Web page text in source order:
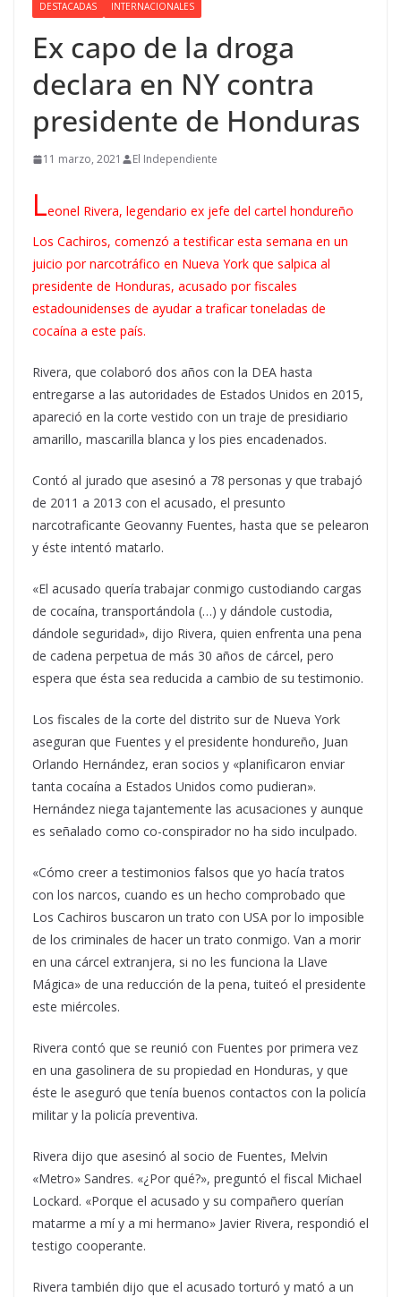
DESTACADAS INTERNACIONALES
Ex capo de la droga
declara en NY contra
presidente de Honduras
11 marzo, 2021 El Independiente
Leonel Rivera, legendario ex jefe del cartel hondureño
Los Cachiros, comenzó a testificar esta semana en un
juicio por narcotráfico en Nueva York que salpica al
presidente de Honduras, acusado por fiscales
estadounidenses de ayudar a traficar toneladas de
cocaína a este país.
Rivera, que colaboró dos años con la DEA hasta
entregarse a las autoridades de Estados Unidos en 2015,
apareció en la corte vestido con un traje de presidiario
amarillo, mascarilla blanca y los pies encadenados.
Contó al jurado que asesinó a 78 personas y que trabajó
de 2011 a 2013 con el acusado, el presunto
narcotraficante Geovanny Fuentes, hasta que se pelearon
y éste intentó matarlo.
«El acusado quería trabajar conmigo custodiando cargas
de cocaína, transportándola (…) y dándole custodia,
dándole seguridad», dijo Rivera, quien enfrenta una pena
de cadena perpetua de más 30 años de cárcel, pero
espera que ésta sea reducida a cambio de su testimonio.
Los fiscales de la corte del distrito sur de Nueva York
aseguran que Fuentes y el presidente hondureño, Juan
Orlando Hernández, eran socios y «planificaron enviar
tanta cocaína a Estados Unidos como pudieran».
Hernández niega tajantemente las acusaciones y aunque
es señalado como co-conspirador no ha sido inculpado.
«Cómo creer a testimonios falsos que yo hacía tratos
con los narcos, cuando es un hecho comprobado que
Los Cachiros buscaron un trato con USA por lo imposible
de los criminales de hacer un trato conmigo. Van a morir
en una cárcel extranjera, si no les funciona la Llave
Mágica» de una reducción de la pena, tuiteó el presidente
este miércoles.
Rivera contó que se reunió con Fuentes por primera vez
en una gasolinera de su propiedad en Honduras, y que
éste le aseguró que tenía buenos contactos con la policía
militar y la policía preventiva.
Rivera dijo que asesinó al socio de Fuentes, Melvin
«Metro» Sandres. «¿Por qué?», preguntó el fiscal Michael
Lockard. «Porque el acusado y su compañero querían
matarme a mí y a mi hermano» Javier Rivera, respondió el
testigo cooperante.
Rivera también dijo que el acusado torturó y mató a un